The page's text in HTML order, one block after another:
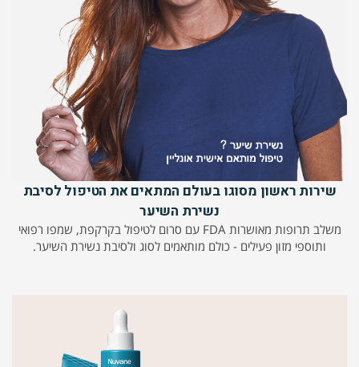
שירות ראשון מסוגו בעולם המתאים את הטיפול לסיבת
נשירת השיער
משלב תרופות מאושרות FDA עם סרום לטיפול בקרקפת, שמפו רפואי
ותוספי מזון פעילים - כולם מותאמים לסוג ולסיבת נשירת השיער.